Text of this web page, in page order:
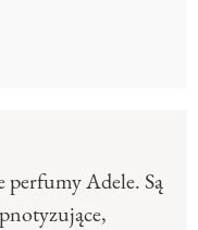
Adele. Są